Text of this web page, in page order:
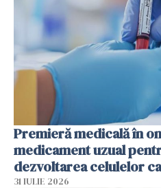
Premieră medicală în
medicament uzual
dezvoltarea celulelor
31 IULIE 2026